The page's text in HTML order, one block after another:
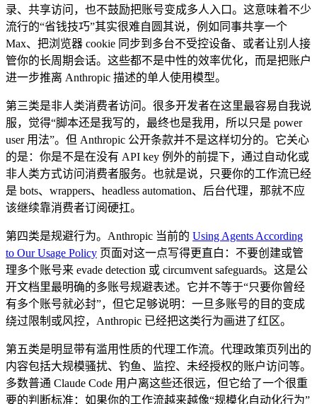
录、共享访问，也不鼓励把账号变成多人入口。这意味着不少
流行的“省钱技巧”其实很难自圆其说，例如同事共享一个
Max、把浏览器 cookie 同步到多台不受控设备、或者让别人接
管你的长周期会话。这些都不是中性的效率优化，而是把账户
进一步推离 Anthropic 描述的单人使用模型。
第三类是非人类消费者访问。很多开发者在这里最容易自我说
服，觉得“脚本还是我写的，最终也是我用，所以只是 power
user 用法”。但 Anthropic 公开条款并不是这样切分的。它关心
的是：你是不是在没有 API key 例外的前提下，通过自动化或
非人类方式访问消费者服务。也就是说，只要你的工作流已经
是 bots、wrappers、headless automation、后台代理，那就不应
该继续靠消费者订阅硬扛。
第四类是规避行为。Anthropic 当前的 Using Agents According
to Our Usage Policy 页面对这一点写得更直白：不要创建或管
理多个账号来 evade detection 或 circumvent safeguards。这是公
开文档里最明确的多账号规避表述。它并不等于“只要你曾经
有多个账号就必封”，但它足够说明：一旦多账号的目的变成
绕过限制或风控，Anthropic 已经把这类行为画进了红区。
第五类是明显带有滥用性质的代理工作流。代理政策页列出的
内容包括大规模骚扰、钓鱼、监控、未经授权的账户访问等。
多数普通 Claude Code 用户离这些还很远，但它给了一个很重
要的判断标准：如果你的工作流越来越像“规模化自动化行为”